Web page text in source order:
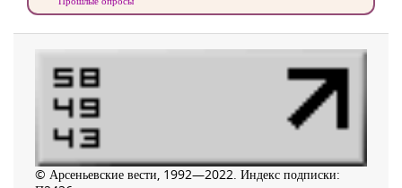
© Арсеньевские вести, 1992—2022. Индекс подписки: